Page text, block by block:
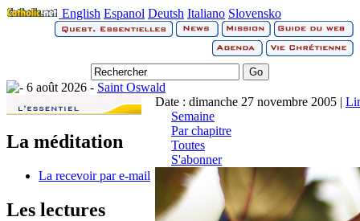
English Espanol Deutsh Italiano Slovensko
6 août 2026 - Saint Oswald
La méditation
La recevoir par e-mail
Les lectures
Date : dimanche 27 novembre 2005 |
Semaine
Par chapitre
Toutes
S'abonner